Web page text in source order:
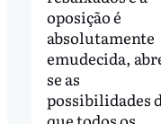
oposição é
absolutamente
emudecida,
se as
possibilidades